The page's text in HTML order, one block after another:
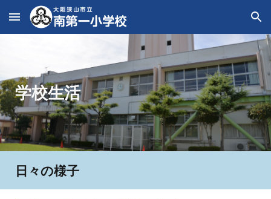
Skip to main content Skip to navigation
学校生活
日々の様子